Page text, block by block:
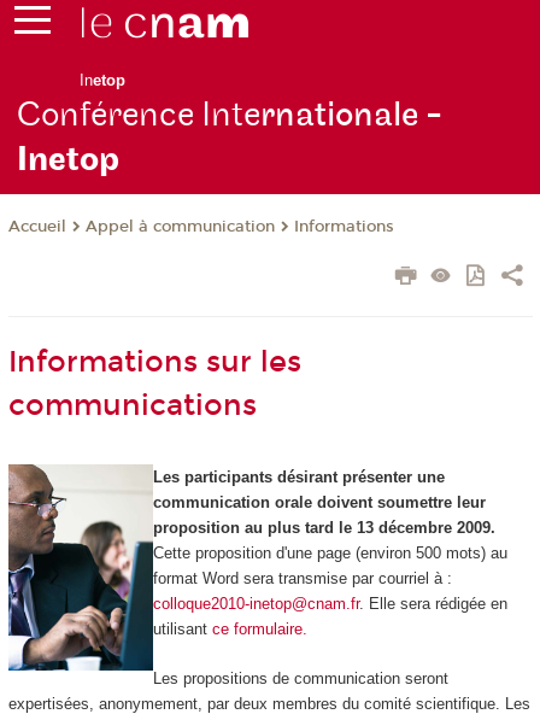
Inetop
Conférence Internationale -
Inetop
Accueil Appel à communication Informations
Informations sur les
communications
Les participants désirant présenter une
communication orale doivent soumettre leur
proposition au plus tard le 13 décembre 2009.
Cette proposition d'une page (environ 500 mots) au
format Word sera transmise par courriel à :
colloque2010-inetop@cnam.fr. Elle sera rédigée en
utilisant ce formulaire.
Les propositions de communication seront
expertisées, anonymement, par deux membres du comité scientifique. Les